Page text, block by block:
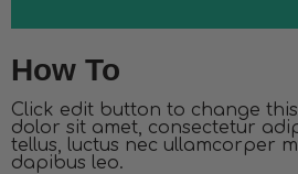
How To
Click edit button to change
dolor sit amet, consectetur
tellus, luctus nec ullamcorper
dapibus leo.